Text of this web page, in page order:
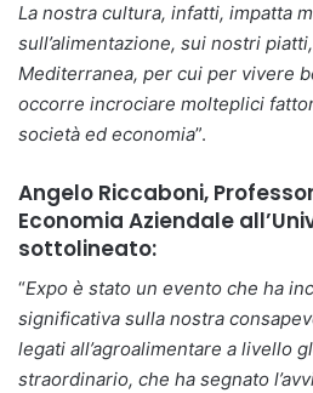
La nostra cultura, infatti, impatta
sull’alimentazione, sui nostri
Mediterranea, per cui per vivere
occorre incrociare molteplici
società ed economia”.
Angelo Riccaboni,
Economia Aziendale
sottolineato:
“Expo è stato un evento che ha
significativa sulla nostra
legati all’agroalimentare a livello
straordinario, che ha segnato